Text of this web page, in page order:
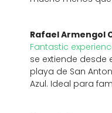
Rafael Armengol
Fantastic
se extiende desde
playa de San
Azul. Ideal para